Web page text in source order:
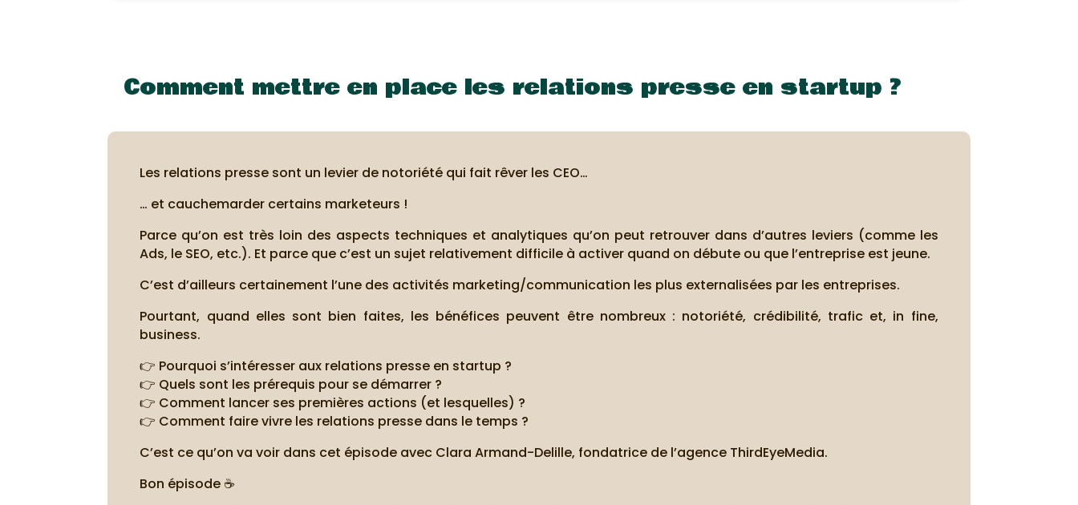
Comment mettre en place les relations presse en startup ?
Les relations presse sont un levier de notoriété qui fait rêver les CEO…
… et cauchemarder certains marketeurs !
Parce qu’on est très loin des aspects techniques et analytiques qu’on peut retrouver dans d’autres leviers (comme les
Ads, le SEO, etc.). Et parce que c’est un sujet relativement difficile à activer quand on débute ou que l’entreprise est jeune.
C’est d’ailleurs certainement l’une des activités marketing/communication les plus externalisées par les entreprises.
Pourtant, quand elles sont bien faites, les bénéfices peuvent être nombreux : notoriété, crédibilité, trafic et, in fine,
business.
👉 Pourquoi s’intéresser aux relations presse en startup ?
👉 Quels sont les prérequis pour se démarrer ?
👉 Comment lancer ses premières actions (et lesquelles) ?
👉 Comment faire vivre les relations presse dans le temps ?
C’est ce qu’on va voir dans cet épisode avec Clara Armand-Delille, fondatrice de l’agence ThirdEyeMedia.
Bon épisode ☕